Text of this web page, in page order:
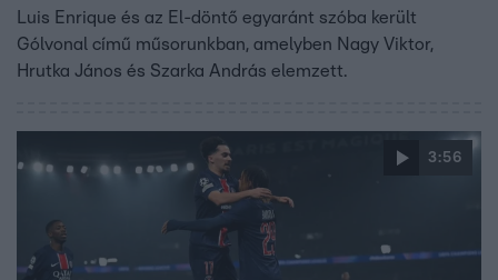
Luis Enrique és az El-döntő egyaránt szóba került
Gólvonal című műsorunkban, amelyben Nagy Viktor,
Hrutka János és Szarka András elemzett.
3:56